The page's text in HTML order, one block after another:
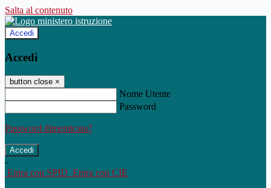
Salta al contenuto
Accedi
Accedi
button close ×
Nome Utente
Password
Password dimenticata?
-
Entra con SPID Entra con CIE